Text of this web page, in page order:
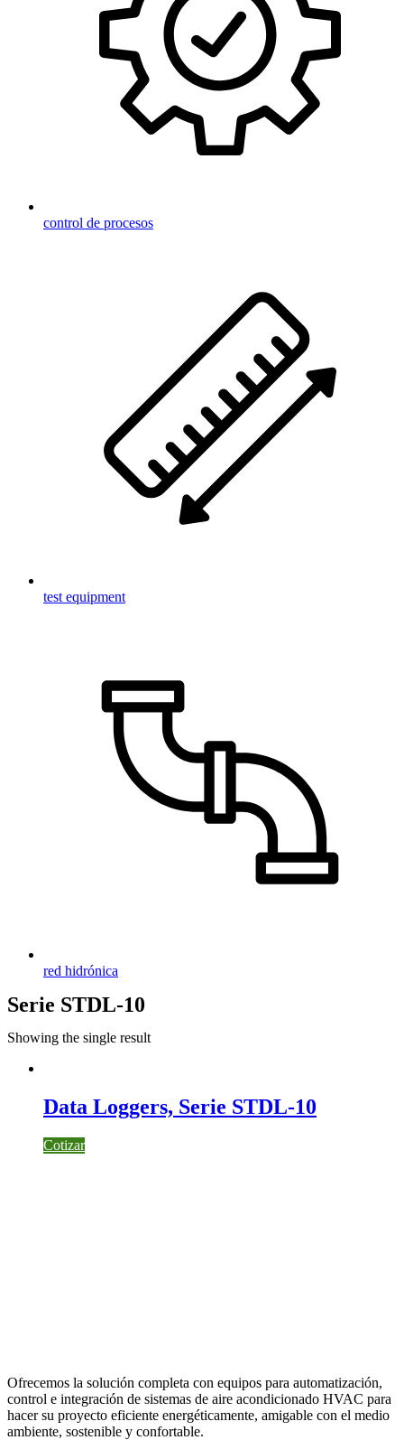
control de procesos
test equipment
red hidrónica
Serie STDL-10
Showing the single result
Data Loggers, Serie STDL-10
Cotizar
Ofrecemos la solución completa con equipos para automatización,
control e integración de sistemas de aire acondicionado HVAC para
hacer su proyecto eficiente energéticamente, amigable con el medio
ambiente, sostenible y confortable.